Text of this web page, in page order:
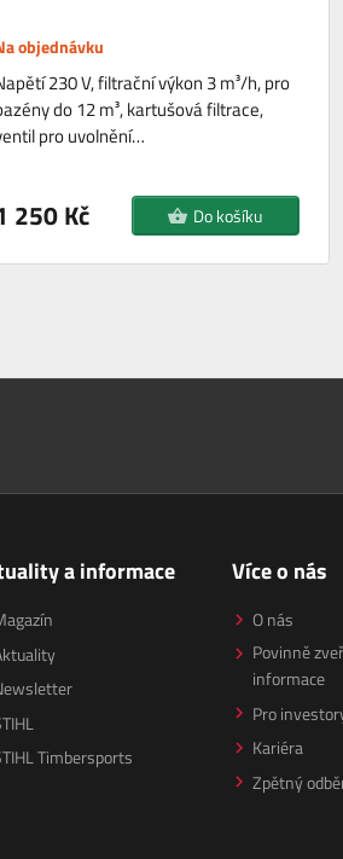
objednávku
230 V, filtrační výkon 3 m³/h, pro
do 12 m³, kartušová filtrace,
pro uvolnění…
250 Kč Do košíku
a informace
Timbersports
Více o nás
O nás
Povinně
informace
Pro
Kariéra
Zpětný